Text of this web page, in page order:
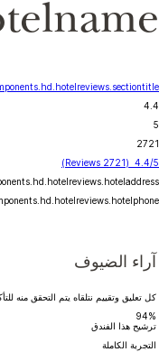
4.4
5
2721
4.4/5
(2721 Reviews)
آراء الضيوف
كل تعليق وتقييم نتلقاه يتم التحقق
94%
ترشيح هذا الفندق
التجربة الكاملة